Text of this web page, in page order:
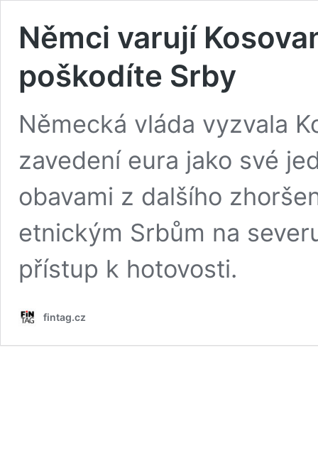
Němci varují
poškodíte Srby
Německá vláda vyzvala
zavedení eura jako své
obavami z dalšího
etnickým Srbům na
přístup k hotovosti.
fintag.cz